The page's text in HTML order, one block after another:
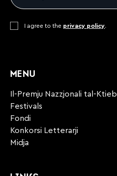
MENU
Il-Premju Nazzjonali tal-Ktieb
Festivals
Fondi
Konkorsi Letterarji
Midja
Consent*
I agree to the privacy policy.